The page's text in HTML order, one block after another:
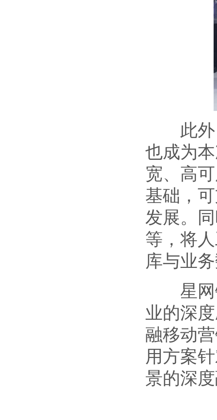
此外，
也成为
宽、高
基础，
发展。
等，将
库与业
星网锐
业的深
融移动
用方案
景的深